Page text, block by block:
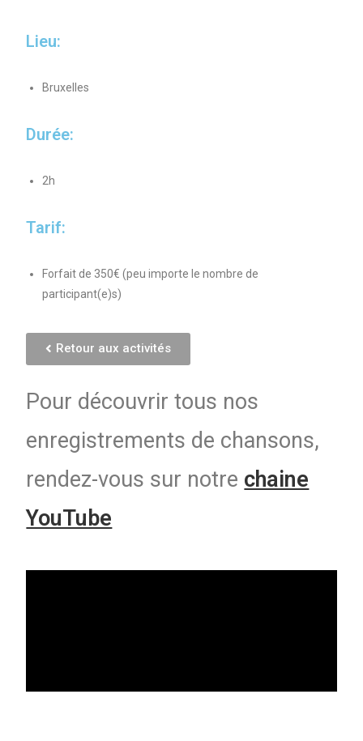
Lieu:
Bruxelles
Durée:
2h
Tarif:
Forfait de 350€ (peu importe le nombre de
participant(e)s)
Retour aux activités
Pour découvrir tous nos
enregistrements de chansons,
rendez-vous sur notre chaine
YouTube